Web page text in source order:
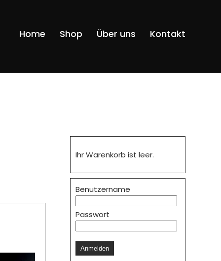
Home Shop Über uns Kontakt
Ihr Warenkorb ist leer.
Benutzername
Passwort
Anmelden